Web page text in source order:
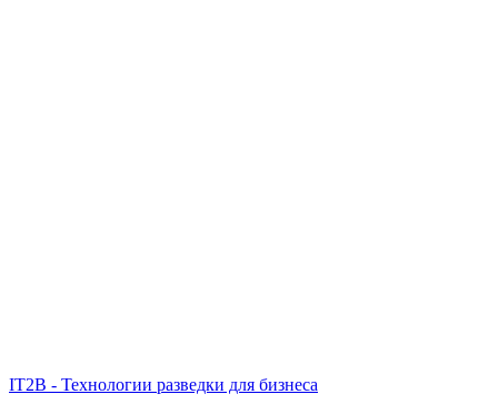
IT2B - Технологии разведки для бизнеса